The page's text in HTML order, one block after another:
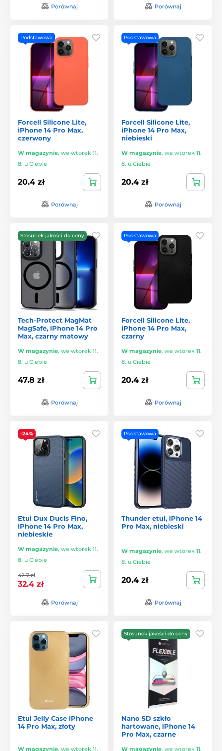
Porównaj Porównaj
Podstawowa
Forcell Silicone Lite,
iPhone 14 Pro Max,
czerwony
W magazynie, we wtorek 11.
8. u Ciebie
20.4 zł
Porównaj
Podstawowa
Forcell Silicone Lite,
iPhone 14 Pro Max,
niebieski
W magazynie, we wtorek 11.
8. u Ciebie
20.4 zł
Porównaj
Stosunek jakości do ceny
Tech-Protect MagMat
MagSafe, iPhone 14 Pro
Max, czarny matowy
W magazynie, we wtorek 11.
8. u Ciebie
47.8 zł
Porównaj
Podstawowa
Forcell Silicone Lite,
iPhone 14 Pro Max,
czarny
W magazynie, we wtorek 11.
8. u Ciebie
20.4 zł
Porównaj
-24%
Etui Dux Ducis Fino,
iPhone 14 Pro Max,
niebieskie
W magazynie, we wtorek 11.
8. u Ciebie
42.7 zł
32.4 zł
Porównaj
Podstawowa
Thunder etui, iPhone 14
Pro Max, niebieski
W magazynie, we wtorek 11.
8. u Ciebie
20.4 zł
Porównaj
Etui Jelly Case iPhone
14 Pro Max, złoty
W magazynie, we wtorek 11.
Stosunek jakości do ceny
Nano 5D szkło
hartowane, iPhone 14
Pro Max, czarne
W magazynie, we wtorek 11.